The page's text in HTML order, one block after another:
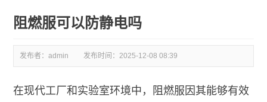
阻燃服可以防静电吗
发布者：admin 发布时间：2025-12-08 08:39
在现代工厂和实验室环境中，阻燃服因其能够有效